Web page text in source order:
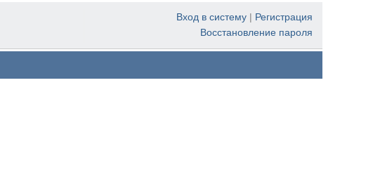
Вход в систему | Регистрация
Восстановление пароля